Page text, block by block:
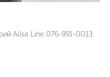
Alisa Line 076-991-0013